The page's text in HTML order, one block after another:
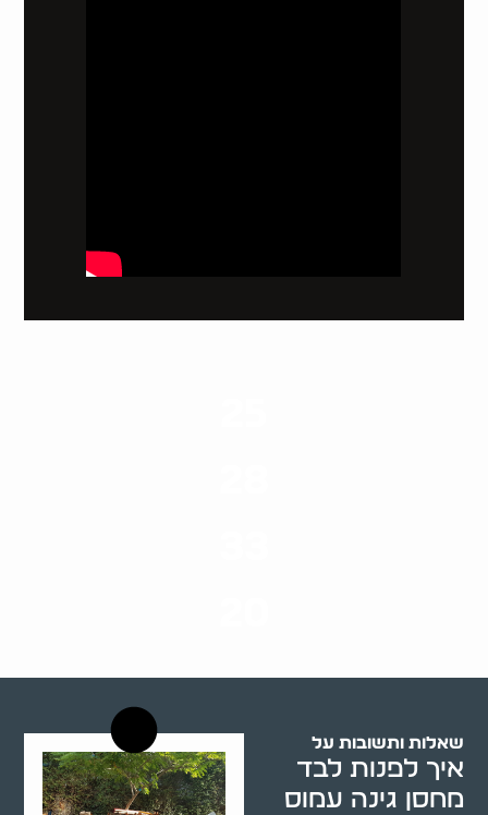
שאלות ותשובות על
איך לפנות לבד
מחסן גינה עמוס